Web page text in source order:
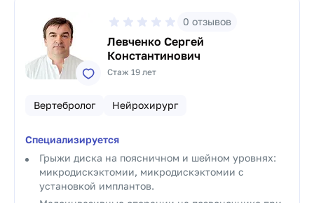
0 отзывов
Левченко Сергей
Константинович
Стаж 19 лет
Вертебролог Нейрохирург
Специализируется
Грыжи диска на поясничном и шейном уровнях:
микродискэктомии, микродискэктомии с
установкой имплантов.